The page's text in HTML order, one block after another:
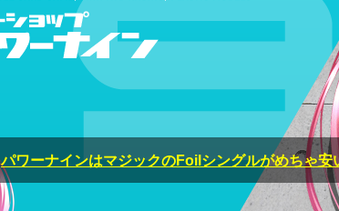
パワーナインはマジックのFoilシングルがめちゃ